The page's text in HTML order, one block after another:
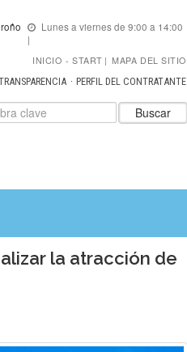
Lunes a viernes de 9:00 a 14:00
INICIO START | MAPA DEL SITIO
PERFIL DEL CONTRATANTE
Buscar
la atracción de